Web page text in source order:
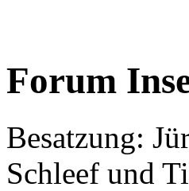
Forum
Besatzung:
Schleef und